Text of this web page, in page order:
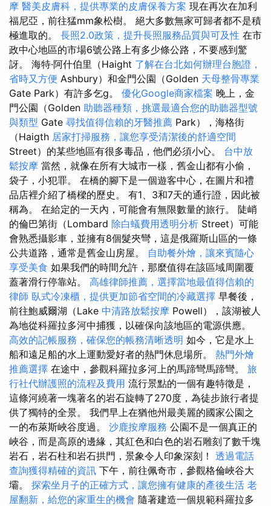
摩 醫美皮膚科，提供專業的皮膚保養方案 現在再次在加利
福尼亞，前往猛mm象松樹。 絕大多數無家可歸者都不是積
極進取的。 長照2.0政策，提升長照服務品質與可及性 在市
政中心地區的市場6號公路上有多少條公路，不要感到驚
訝。 海特·阿什伯里（Haight 了解在台北如何辦理台胞證，
省時又方便 Ashbury）和金門公園（Golden 天母整骨專業
Gate Park）有許多乞g。 優化Google商家檔案 晚上，金
門公園（Golden 助聽器種類，挑選最適合您的助聽器型號
與類型 Gate 尋找值得信賴的牙醫推薦 Park），海格街
（Haigth 居家打掃服務，讓您享受清潔後的舒適空間
Street）的某些地區有很多毒品，他們必須小心。 台中放
鬆按摩 當然，就像在所有大城市一樣，舊金山都有小偷，
袋子，小犯罪。 在橋的腳下是一個遊客中心，在圖片和禮
品店裡介紹了橋樑的歷史。 有1、3和7天的通行證，因此被
稱為。 在給定的一天內，可能會有無限數量的旅行。 陡峭
的倫巴第街（Lombard 除白蟻費用透明分析 Street）可能
會熟悉攝影車，並擁有8個髮夾彎，這是俄羅斯山區的一條
公共道路，通常是舊金山房屋。 自助餐外燴，讓來賓隨心
享受美食 如果我們的時間允許，那麼值得在該區域周圍覆
蓋著滑行停靠站。 高雄律師推薦，選擇當地最值得信賴的
律師 臥式冷凍櫃，提供更加節省空間的冷藏選擇 早餐後，
前往鮑威爾湖（Lake 中清路放鬆按摩 Powell），該湖被人
為地從科羅拉多河中捕獲，以確保向該地區的電源供應。
高效的記帳服務，確保您的帳務清晰透明 如今，它是水上
船和遠足船的水上運動愛好者的熱門休息場所。 熱門外燴
推薦選擇 在途中，參觀科羅拉多河上的馬蹄彎馬蹄彎。 旅
行社代辦護照的流程及費用 流行景點的一個有趣特徵是，
這條河繞著一塊著名的岩石旋轉了270度，為徒步旅行者提
供了獨特的全景。 我們早上在猶他州最美麗的國家公園之
一的布萊斯峽谷度過。 沙鹿按摩服務 公園不是一個真正的
峽谷，而是高原的邊緣，其紅色和白色的岩石雕刻了數千塊
岩石，岩石柱和岩石拱門，景象令人印象深刻！ 透過電話
查詢獲得精確的資訊 下午，前往佩奇市，參觀格倫峽谷大
壩。 探索坐月子的正確方式，讓您擁有健康的產後生活 老
屋翻新，給您的家重生的機會 隨著建造一個規範科羅拉多